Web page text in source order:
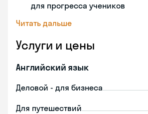
для прогресса учеников
Читать дальше
Услуги и цены
Английский язык
Деловой - для бизнеса
Для путешествий